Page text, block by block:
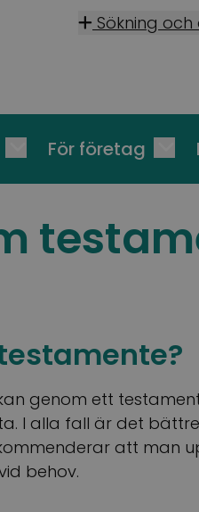
Sökning
För företag
genom ett
I alla fall är det
att man
behov.